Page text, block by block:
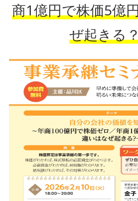
商1億円で株価5億
ぜ起きる